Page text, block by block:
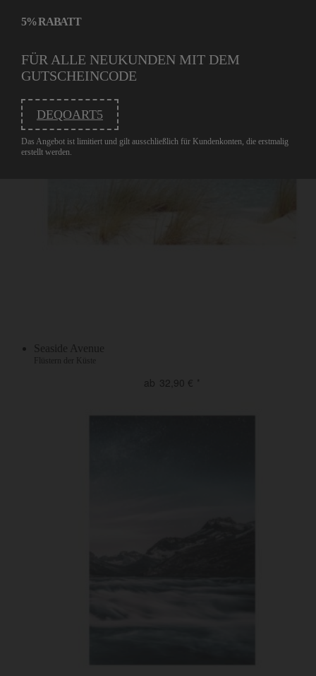
Seaside Avenue
Flüstern der Küste
ab 32,90 €
5% RABATT
FÜR ALLE NEUKUNDEN MIT DEM
GUTSCHEINCODE
DEQOART5
Das Angebot ist limitiert und gilt ausschließlich für Kundenkonten, die erstmalig
erstellt werden.